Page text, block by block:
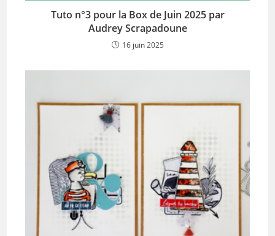
Tuto n°3 pour la Box de Juin 2025 par
Audrey Scrapadoune
16 juin 2025